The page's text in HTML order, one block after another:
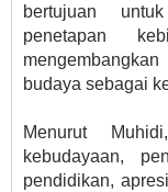
bertujuan
penetapan
budaya sebagai
Menurut
kebudayaan,
pendidikan,